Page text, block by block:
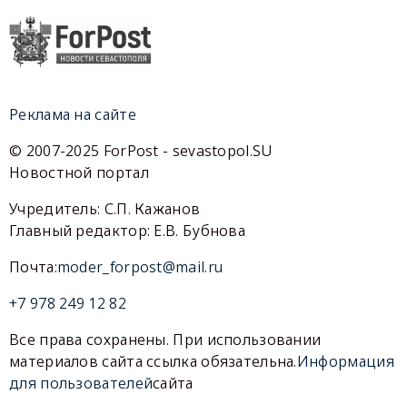
Реклама на сайте
© 2007-2025 ForPost - sevastopol.SU
Новостной портал
Учредитель: С.П. Кажанов
Главный редактор: Е.В. Бубнова
Почта:moder_forpost@mail.ru
+7 978 249 12 82
Все права сохранены. При использовании
материалов сайта ссылка обязательна.Информация
для пользователейсайта